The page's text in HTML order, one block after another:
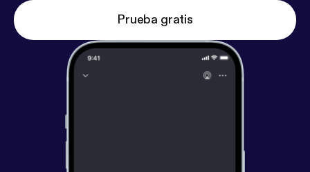
Prueba gratis